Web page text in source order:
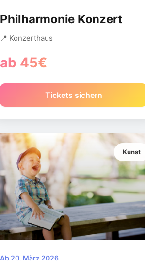
Philharmonie Konzert
📍 Konzerthaus
ab 45€
Tickets sichern
Kunst
Ab 20. März 2026